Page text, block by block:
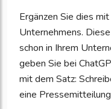
Ergänzen Sie dies
Unternehmens.
schon in Ihrem
geben Sie bei
mit dem Satz:
eine